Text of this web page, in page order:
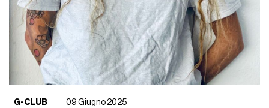
G-CLUB
09 Giugno 2025